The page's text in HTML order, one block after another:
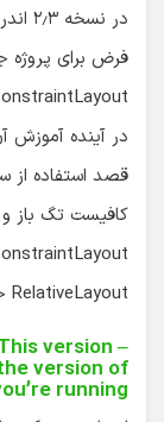
فرض برای پروژه
در آینده آموزش
کافیست تگ باز و
RelativeLayout جایگزین می کنیم.
version
version of
running… :